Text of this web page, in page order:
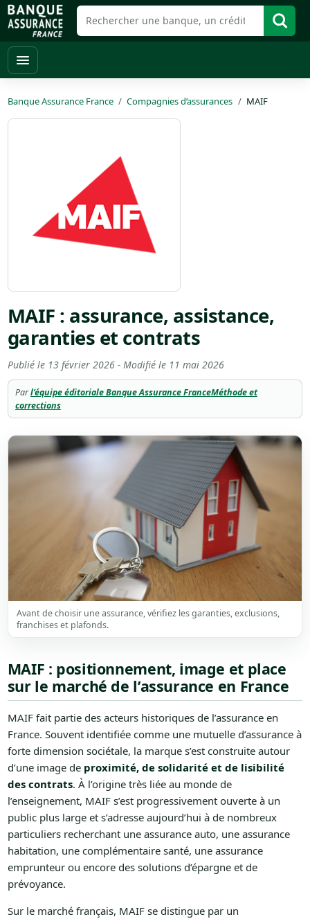
Banque Assurance France Compagnies d’assurances MAIF
MAIF : assurance, assistance,
garanties et contrats
Publié le 13 février 2026- Modifié le 11 mai 2026
Parl’équipe éditoriale Banque Assurance FranceMéthode et
corrections
Avant de choisir une assurance, vérifiez les garanties, exclusions,
franchises et plafonds.
MAIF : positionnement, image et place
sur le marché de l’assurance en France
MAIF fait partie des acteurs historiques de l’assurance en
France. Souvent identifiée comme une mutuelle d’assurance à
forte dimension sociétale, la marque s’est construite autour
d’une image de proximité, de solidarité et de lisibilité
des contrats. À l’origine très liée au monde de
l’enseignement, MAIF s’est progressivement ouverte à un
public plus large et s’adresse aujourd’hui à de nombreux
particuliers recherchant une assurance auto, une assurance
habitation, une complémentaire santé, une assurance
emprunteur ou encore des solutions d’épargne et de
prévoyance.
Sur le marché français, MAIF se distingue par un